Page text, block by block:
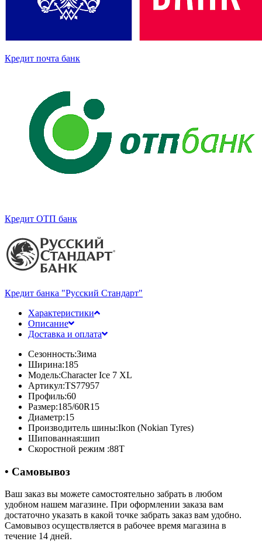
Кредит почта банк
Кредит ОТП банк
Кредит банка "Русский Стандарт"
Характеристики
Описание
Доставка и оплата
Сезонность:Зима
Ширина:185
Модель:Character Ice 7 XL
Артикул:TS77957
Профиль:60
Размер:185/60R15
Диаметр:15
Производитель шины:Ikon (Nokian Tyres)
Шипованная:шип
Скоростной режим :88T
• Самовывоз
Ваш заказ вы можете самостоятельно забрать в любом
удобном нашем магазине. При оформлении заказа вам
достаточно указать в какой точке забрать заказ вам удобно.
Самовывоз осуществляется в рабочее время магазина в
течение 14 дней.